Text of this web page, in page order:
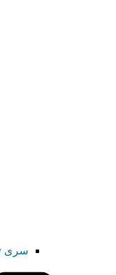
سری RAy